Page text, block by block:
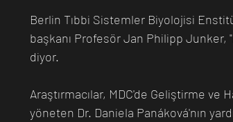
Berlin Tıbbi Sistemler Biyolojisi
başkanı Profesör Jan Philipp Junker,
diyor.
Araştırmacılar, MDC'de Geliştirme ve
yöneten Dr. Daniela Panáková'nın